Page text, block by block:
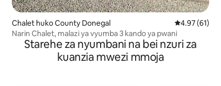
Chalet huko County Donegal Ukadiriaji wa
4.97 (61)
Narin Chalet, malazi ya vyumba 3 kando ya pwani
Starehe za nyumbani na bei nzuri za
kuanzia mwezi mmoja